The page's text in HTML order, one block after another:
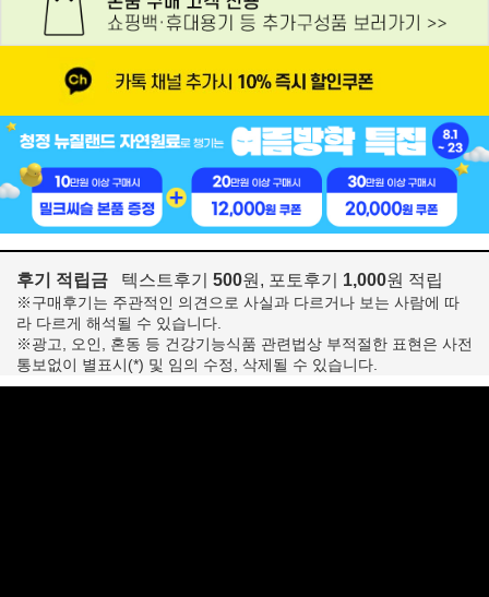
후기 적립금 텍스트후기 500원, 포토후기 1,000원 적립
※구매후기는 주관적인 의견으로 사실과 다르거나 보는 사람에 따
라 다르게 해석될 수 있습니다.
※광고, 오인, 혼동 등 건강기능식품 관련법상 부적절한 표현은 사전
통보없이 별표시(*) 및 임의 수정, 삭제될 수 있습니다.